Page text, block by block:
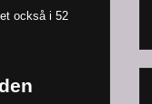
också i 52